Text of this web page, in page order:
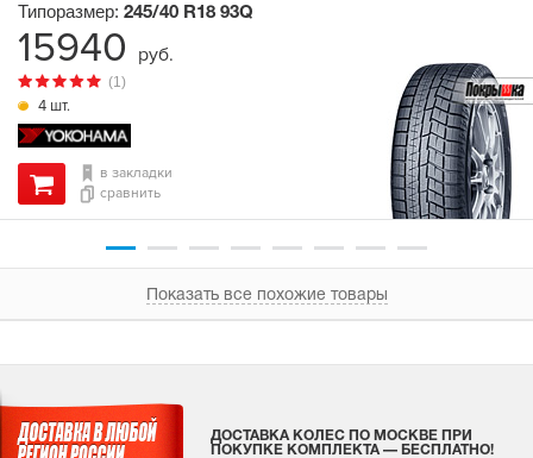
4 шт.
(1)
Типоразмер: 245/40 R18 93Q
в закладки
сравнить
15940 руб.
Показать все похожие товары
ДОСТАВКА КОЛЕС ПО МОСКВЕ ПРИ
ПОКУПКЕ КОМПЛЕКТА — БЕСПЛАТНО!